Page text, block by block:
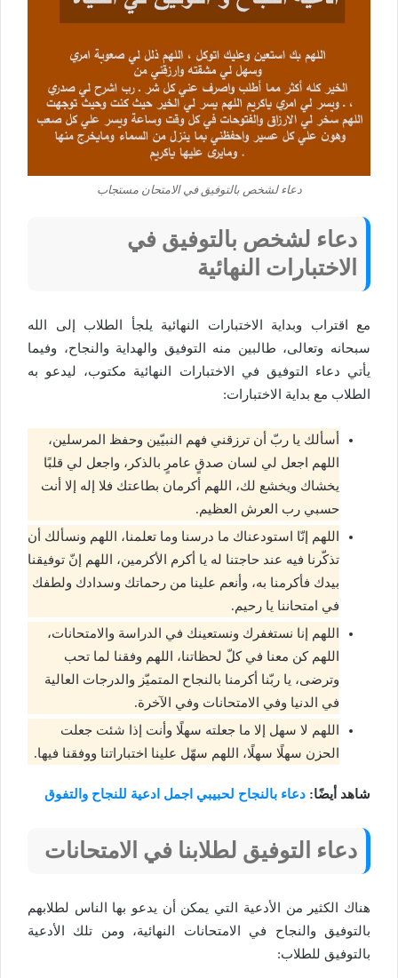
دعاء لشخص بالتوفيق في الامتحان مستجاب
دعاء لشخص بالتوفيق في
الاختبارات النهائية
مع اقتراب وبداية الاختبارات النهائية يلجأ الطلاب إلى الله
سبحانه وتعالى، طالبين منه التوفيق والهداية والنجاح، وفيما
يأتي دعاء التوفيق في الاختبارات النهائية مكتوب، ليدعو به
الطلاب مع بداية الاختبارات:
أسألك يا ربّ أن ترزقني فهم النبيّين وحفظ المرسلين،
اللهم اجعل لي لسان صدقٍ عامرٍ بالذكر، واجعل لي قلبًا
يخشاك ويخشع لك، اللهم أكرمان بطاعتك فلا إله إلا أنت
حسبي رب العرش العظيم.
اللهم إنّا استودعناك ما درسنا وما تعلمنا، اللهم ونسألك أن
تذكّرنا فيه عند حاجتنا له يا أكرم الأكرمين، اللهم إنّ توفيقنا
بيدك فأكرمنا به، وأنعم علينا من رحماتك وسدادك ولطفك
في امتحاننا يا رحيم.
اللهم إنا نستغفرك ونستعينك في الدراسة والامتحانات،
اللهم كن معنا في كلّ لحظاتنا، اللهم وفقنا لما تحب
وترضى، يا ربّنا أكرمنا بالنجاح المتميّز والدرجات العالية
في الدنيا وفي الامتحانات وفي الآخرة.
اللهم لا سهل إلا ما جعلته سهلًا وأنت إذا شئت جعلت
الحزن سهلًا سهلًا، اللهم سهّل علينا اختباراتنا ووفقنا فيها.
شاهد أيضًا: دعاء بالنجاح لحبيبي اجمل ادعية للنجاح والتفوق
دعاء التوفيق لطلابنا في الامتحانات
هناك الكثير من الأدعية التي يمكن أن يدعو بها الناس لطلابهم
بالتوفيق والنجاح في الامتحانات النهائية، ومن تلك الأدعية
بالتوفيق للطلاب: